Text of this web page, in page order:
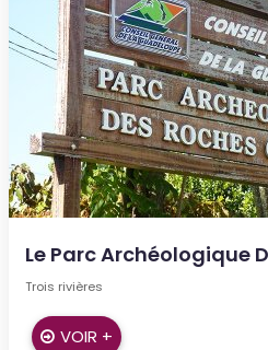
Le Parc Archéologique
Trois rivières
VOIR +